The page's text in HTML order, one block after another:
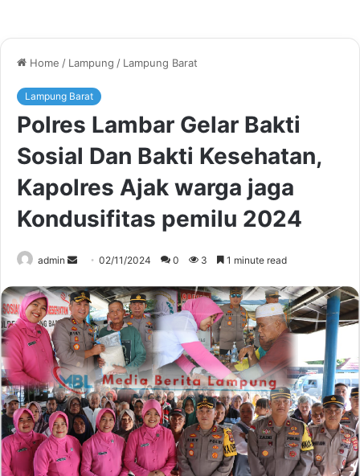
Home / Lampung / Lampung Barat
Lampung Barat
Polres Lambar Gelar Bakti
Sosial Dan Bakti Kesehatan,
Kapolres Ajak warga jaga
Kondusifitas pemilu 2024
admin
Send
email
02/11/2024 0 3 1 minute read